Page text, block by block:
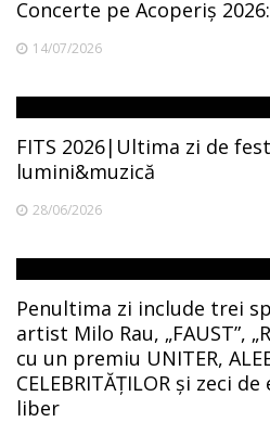
Concerte pe Acoperiș
14/07/2026
FITS 2026|Ultima zi de
lumini&muzică
28/06/2026
Penultima zi include trei
artist Milo Rau, „FAUST”,
cu un premiu UNITER,
CELEBRITĂȚILOR și zeci
liber